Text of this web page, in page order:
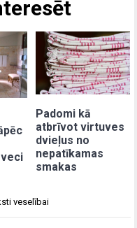
Padomi kā
atbrīvot virtuves
dvieļus no
nepatīkamas
smakas
veselībai